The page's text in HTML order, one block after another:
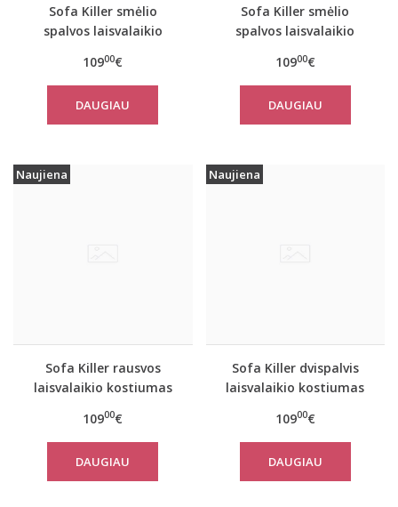
Sofa Killer smėlio
spalvos laisvalaikio
kelnėmis
10900€
DAUGIAU
Sofa Killer smėlio
spalvos laisvalaikio
kelnėmis
10900€
DAUGIAU
Naujiena
Sofa Killer rausvos
laisvalaikio kostiumas
10900€
DAUGIAU
Naujiena
Sofa Killer dvispalvis
laisvalaikio kostiumas
10900€
DAUGIAU